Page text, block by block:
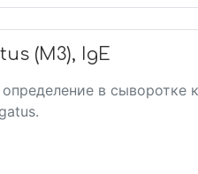
(M3), IgE
в сыворотке